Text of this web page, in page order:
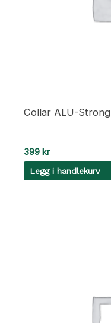
Collar ALU-
399 kr
Legg i handlekurv